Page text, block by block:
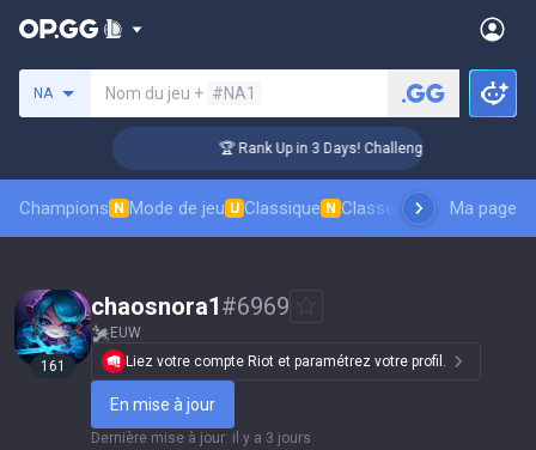
NA Nom du jeu + #NA1
🏆 Rank Up in 3 Days! Challenger Coaching
Champions N Mode de jeu U Classique N Classement des skins
Ma page
161
chaosnora1#6969
EUW
Liez votre compte Riot et paramétrez votre profil.
En mise à jour
Dernière mise à jour: il y a 3 jours